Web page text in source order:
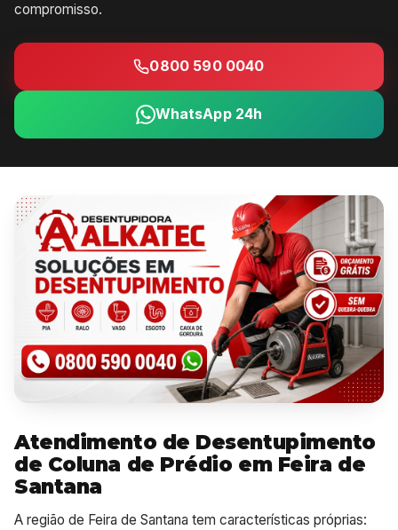
compromisso.
0800 590 0040
WhatsApp 24h
Atendimento de Desentupimento
de Coluna de Prédio em Feira de
Santana
A região de Feira de Santana tem características próprias: